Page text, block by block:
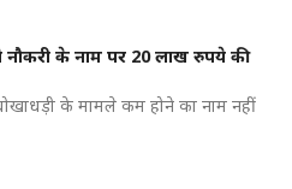
नौकरी के नाम पर 20 लाख रुपये की
के मामले कम होने का नाम नहीं